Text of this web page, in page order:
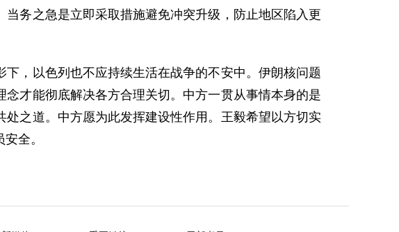
务之急是立即采取措施避免冲突升级，防止地区陷入更
，以色列也不应持续生活在战争的不安中。伊朗核问题
才能彻底解决各方合理关切。中方一贯从事情本身的是
之道。中方愿为此发挥建设性作用。王毅希望以方切实
全。